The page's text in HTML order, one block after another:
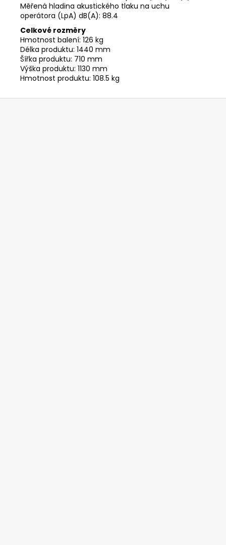
Měřená hladina akustického tlaku na uchu
operátora (LpA) dB(A): 88.4
Celkové rozměry
Hmotnost balení: 126 kg
Délka produktu: 1440 mm
Šířka produktu: 710 mm
Výška produktu: 1130 mm
Hmotnost produktu: 108.5 kg
Z